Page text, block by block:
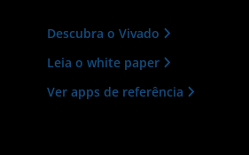
Descubra o Vivado
Leia o white paper
Ver apps de referência